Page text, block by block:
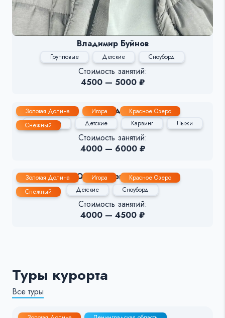
Владимир Буйнов
Групповые Детские Сноуборд
Стоимость занятий:
4500 — 5000 ₽
Золотая Долина Игора
Красное Озеро
Снежный
Клавдия
Групповые Детские Карвинг Лыжи
Стоимость занятий:
4000 — 6000 ₽
Золотая Долина Игора
Красное Озеро
Снежный
Ольга Кириленко
Детские Сноуборд
Стоимость занятий:
4000 — 4500 ₽
Туры курорта
Все туры